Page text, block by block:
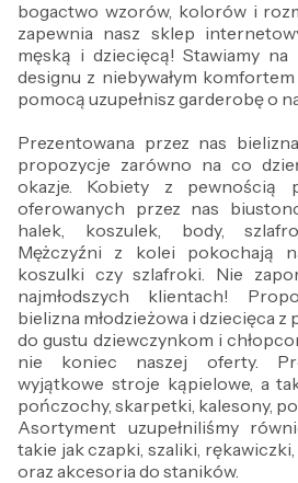
bogactwo wzorów, kolorów i
zapewnia nasz sklep
męską i dziecięcą! Stawiamy na
designu z niebywałym
pomocą uzupełnisz garderobę o
Prezentowana przez nas
propozycje zarówno na co
okazje. Kobiety z pewnością
oferowanych przez nas
halek, koszulek, body,
Mężczyźni z kolei pokochają
koszulki czy szlafroki. Nie
najmłodszych klientach!
bielizna młodzieżowa i dziecięca
do gustu dziewczynkom i
nie koniec naszej oferty.
wyjątkowe stroje kąpielowe, a
pończochy, skarpetki, kalesony,
Asortyment uzupełniliśmy
takie jak czapki, szaliki,
oraz akcesoria do staników.